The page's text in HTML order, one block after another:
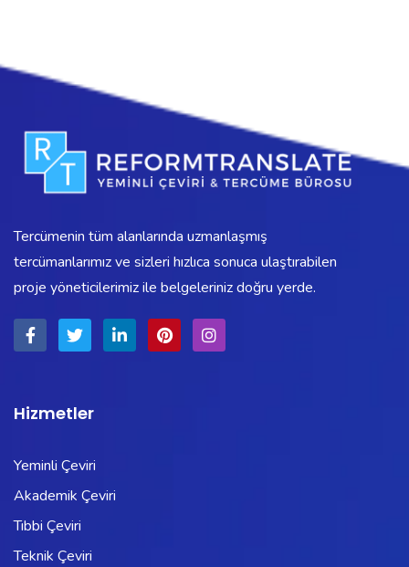
Tercümenin tüm alanlarında uzmanlaşmış
tercümanlarımız ve sizleri hızlıca sonuca ulaştırabilen
proje yöneticilerimiz ile belgeleriniz doğru yerde.
Hizmetler
Yeminli Çeviri
Akademik Çeviri
Tıbbi Çeviri
Teknik Çeviri